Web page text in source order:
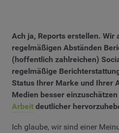
Ach ja, Reports erstellen. Wir
regelmäßigen Abständen
(hoffentlich zahlreichen)
regelmäßige
Status Ihrer Marke und Ihrer
Medien besser
Arbeit deutlicher
Ich glaube, wir sind einer